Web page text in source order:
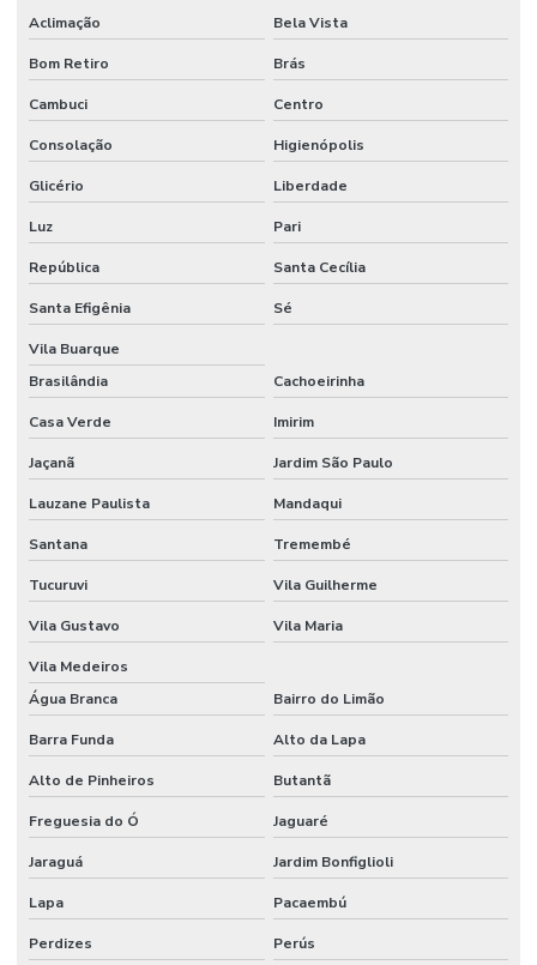
Etiquetas Adesivas Em Rolos De Diversas Medidas
Etiquetas Adesivas Para Caixas
Etiquetas Adesivas Para Embalagens
Etiquetas Adesivas Para Impressora
Etiquetas Adesivas Para Móveis
Etiquetas Adesivas Para Móveis Minas Gerais
Etiquetas Adesivas Personalizadas
Etiquetas Adesivas Personalizadas Em Santa Catarina
Etiquetas Adesivas Removíveis
Etiquetas Adesivas Resistentes Para Sacaria
Etiquetas Adesivas Sem Resíduo
Etiquetas Adesivas Térmicas Para Identificação
Etiquetas Autocolantes
Etiquetas Autocolantes Personalizadas
Etiquetas Bopp Adesiva
Etiquetas Bopp Adesiva Para Câmara Fria
Etiquetas Bopp Adesiva Para Congelados
Etiquetas Bopp Adesiva Para Identificação De Produtos
Etiquetas Bopp Para Laboratório
Etiquetas Bopp Removíveis Paraná
Aclimação Bela Vista
Bom Retiro Brás
Cambuci Centro
Consolação Higienópolis
Glicério Liberdade
Luz Pari
República Santa Cecília
Santa Efigênia Sé
Vila Buarque
Brasilândia
Cachoeirinha
Casa Verde Imirim
Jaçanã Jardim São Paulo
Lauzane Paulista Mandaqui
Santana Tremembé
Tucuruvi Vila Guilherme
Vila Gustavo Vila Maria
Vila Medeiros
Água Branca
Bairro do Limão
Barra Funda Alto da Lapa
Alto de Pinheiros Butantã
Freguesia do Ó Jaguaré
Jaraguá Jardim Bonfiglioli
Lapa Pacaembú
Perdizes Perús